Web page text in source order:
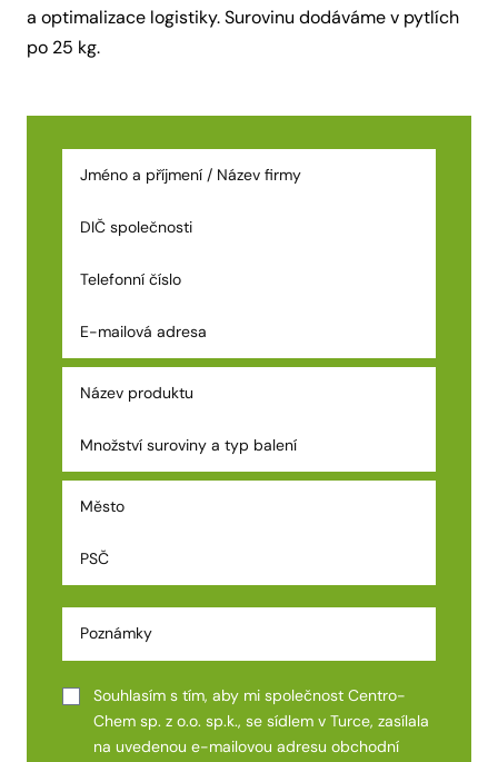
a optimalizace logistiky. Surovinu dodáváme v pytlích
po 25 kg.
Souhlasím s tím, aby mi společnost Centro-
Chem sp. z o.o. sp.k., se sídlem v Turce, zasílala
na uvedenou e-mailovou adresu obchodní